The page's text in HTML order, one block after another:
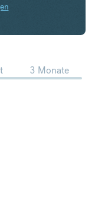
3 Monate